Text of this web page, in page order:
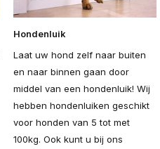
Hondenluik
Laat uw hond zelf naar buiten
en naar binnen gaan door
middel van een hondenluik! Wij
hebben hondenluiken geschikt
voor honden van 5 tot met
100kg. Ook kunt u bij ons